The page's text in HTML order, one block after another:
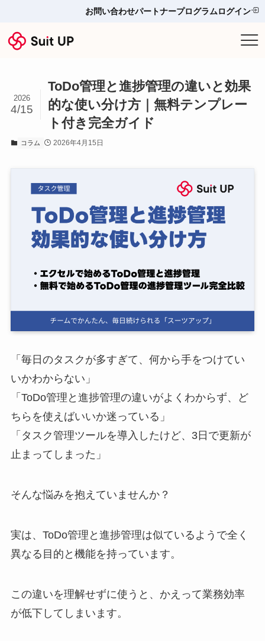
プランと料金
他ツールとの比較＆選び方
お役立ち情報
お問い合わせ
ログイン
スーツアップを無料ではじめる▶
サービス概要資料はこちら
お問い合わせパートナープログラムログイン
ToDo管理と進捗管理の違いと効果
的な使い分け方｜無料テンプレー
ト付き完全ガイド
2026
4/15
コラム 2026年4月15日
「毎日のタスクが多すぎて、何から手をつけてい
いかわからない」
「ToDo管理と進捗管理の違いがよくわからず、ど
ちらを使えばいいか迷っている」
「タスク管理ツールを導入したけど、3日で更新が
止まってしまった」
そんな悩みを抱えていませんか？
実は、ToDo管理と進捗管理は似ているようで全く
異なる目的と機能を持っています。
この違いを理解せずに使うと、かえって業務効率
が低下してしまいます。